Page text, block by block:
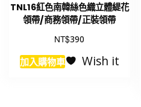
TNL16紅色南韓絲色織立體緹花
領帶/商務領帶/正裝領帶
NT$390
加入購物車 Wish it